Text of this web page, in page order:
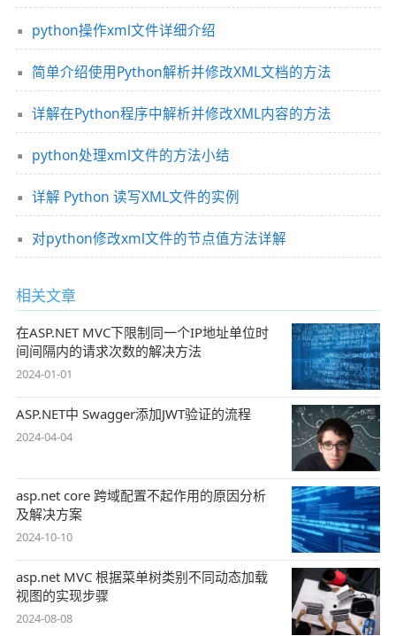
python操作xml文件详细介绍
简单介绍使用Python解析并修改XML文档的方法
详解在Python程序中解析并修改XML内容的方法
python处理xml文件的方法小结
详解 Python 读写XML文件的实例
对python修改xml文件的节点值方法详解
相关文章
在ASP.NET MVC下限制同一个IP地址单位时
间间隔内的请求次数的解决方法
2024-01-01
ASP.NET中 Swagger添加JWT验证的流程
2024-04-04
asp.net core 跨域配置不起作用的原因分析
及解决方案
2024-10-10
asp.net MVC 根据菜单树类别不同动态加载
视图的实现步骤
2024-08-08